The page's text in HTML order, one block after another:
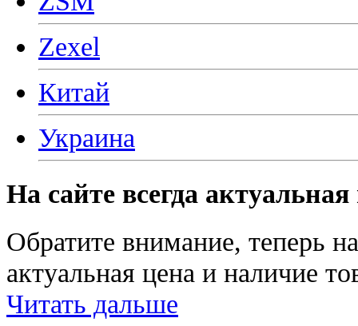
Zexel
Китай
Украина
На сайте всегда
Обратите внимание, теперь
актуальная цена и наличие
Читать дальше